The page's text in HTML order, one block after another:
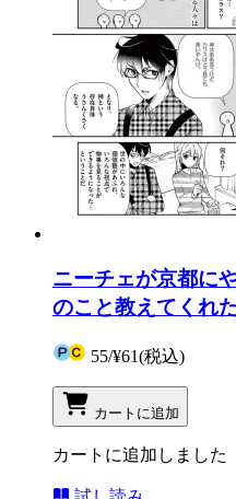
ニーチェが京都に
のこと教えてくれ
55/¥61(税込)
カートに追加
カートに追加しました